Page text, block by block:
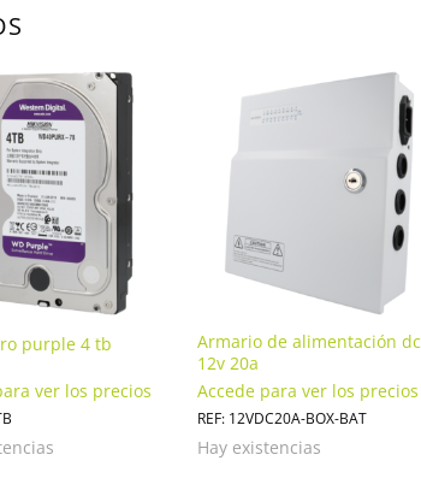
purple 4 tb
ver los precios
Armario de alimentación dc
12v 20a
Accede para ver los precios
REF: 12VDC20A-BOX-BAT
Hay existencias